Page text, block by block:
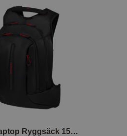
Ecodiver Laptop Ryggsäck 15.6"